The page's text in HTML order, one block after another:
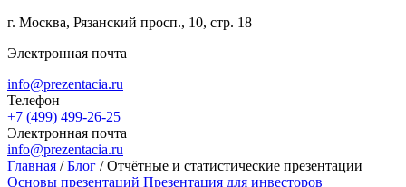
г. Москва, Рязанский просп., 10, стр. 18
Электронная почта
info@prezentacia.ru
Телефон
+7 (499) 499-26-25
Электронная почта
info@prezentacia.ru
Главная /Блог /Отчётные и статистические презентации
Основы презентаций Презентация для инвесторов